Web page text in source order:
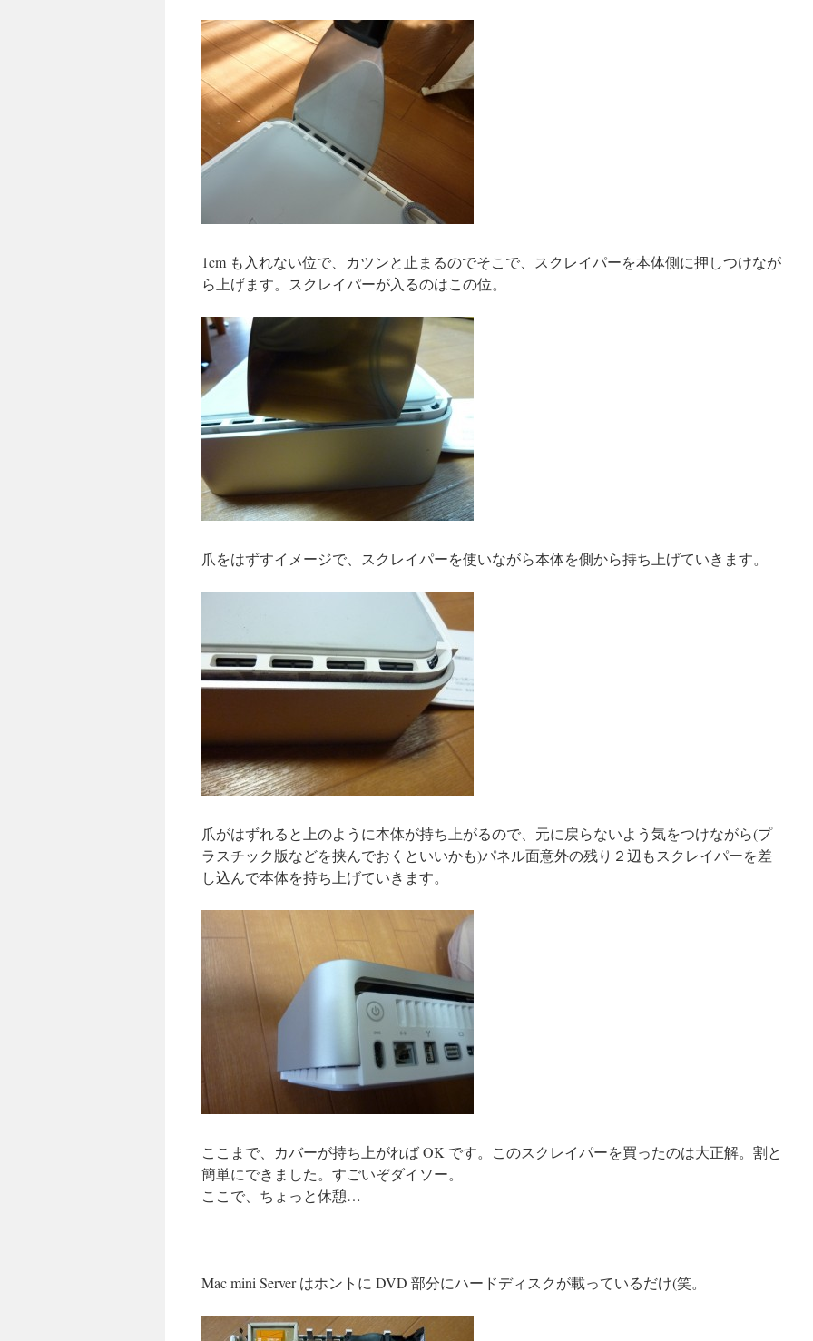
1cm も入れない位で、カツンと止まるのでそこで、スクレイパーを本体側に押しつけなが
ら上げます。スクレイパーが入るのはこの位。
爪をはずすイメージで、スクレイパーを使いながら本体を側から持ち上げていきます。
爪がはずれると上のように本体が持ち上がるので、元に戻らないよう気をつけながら(プ
ラスチック版などを挟んでおくといいかも)パネル面意外の残り２辺もスクレイパーを差
し込んで本体を持ち上げていきます。
ここまで、カバーが持ち上がれば OK です。このスクレイパーを買ったのは大正解。割と
簡単にできました。すごいぞダイソー。
ここで、ちょっと休憩…
Mac mini Server はホントに DVD 部分にハードディスクが載っているだけ(笑。